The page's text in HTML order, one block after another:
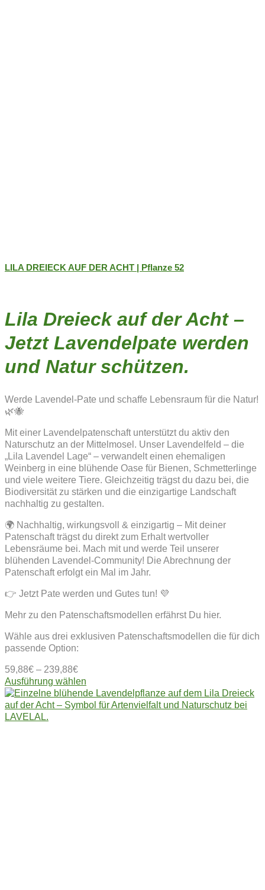
LILA DREIECK AUF DER ACHT | Pflanze 52
Lila Dreieck auf der Acht –
Jetzt Lavendelpate werden
und Natur schützen.
Werde Lavendel-Pate und schaffe Lebensraum für die Natur!
🌿🐝
Mit einer Lavendelpatenschaft unterstützt du aktiv den
Naturschutz an der Mittelmosel. Unser Lavendelfeld – die
„Lila Lavendel Lage“ – verwandelt einen ehemaligen
Weinberg in eine blühende Oase für Bienen, Schmetterlinge
und viele weitere Tiere. Gleichzeitig trägst du dazu bei, die
Biodiversität zu stärken und die einzigartige Landschaft
nachhaltig zu gestalten.
🌍 Nachhaltig, wirkungsvoll & einzigartig – Mit deiner
Patenschaft trägst du direkt zum Erhalt wertvoller
Lebensräume bei. Mach mit und werde Teil unserer
blühenden Lavendel-Community! Die Abrechnung der
Patenschaft erfolgt ein Mal im Jahr.
👉 Jetzt Pate werden und Gutes tun! 💜
Mehr zu den Patenschaftsmodellen erfährst Du hier.
Wähle aus drei exklusiven Patenschaftsmodellen die für dich
passende Option:
59,88€ – 239,88€
Ausführung wählen
Produkt
weist